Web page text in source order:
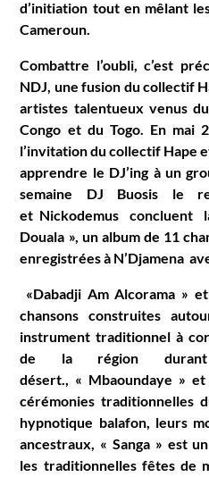
d’initiation tout en mêlant
Cameroun.
Combattre l’oubli, c’est
NDJ, une fusion du collectif
artistes talentueux venus
Congo et du Togo. En mai
l’invitation du collectif Hape
apprendre le DJ’ing à un
semaine DJ Buosis le
et Nickodemus concluent
Douala », un album de 11
enregistrées à N’Djamena
«Dabadji Am Alcorama »
chansons construites
instrument traditionnel à
de la région
désert., « Mbaoundaye »
cérémonies traditionnelles
hypnotique balafon, leurs
ancestraux, « Sanga » est
les traditionnelles fêtes de